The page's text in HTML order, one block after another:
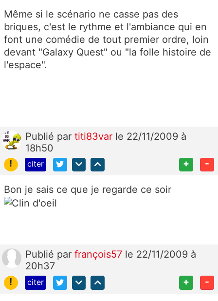
Même si le scénario ne casse pas des
briques, c'est le rythme et l'ambiance qui en
font une comédie de tout premier ordre, loin
devant "Galaxy Quest" ou "la folle histoire de
l'espace".
Publié par titi83var le 22/11/2009 à
18h50
!
citer + -
Bon je sais ce que je regarde ce soir
Publié par françois57 le 22/11/2009 à
20h37
!
citer + -